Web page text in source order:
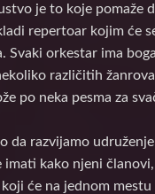
je to koje pomaže
repertoar kojim će
Svaki orkestar ima
različitih
po neka pesma za
da razvijamo
imati kako njeni
će na jednom